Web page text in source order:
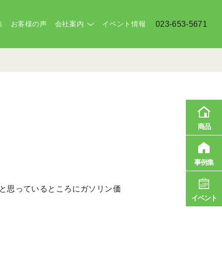
お客様の声 会社案内 イベント情報 023-653-5671
思っているところにガソリン価
商品
事例集
イベント